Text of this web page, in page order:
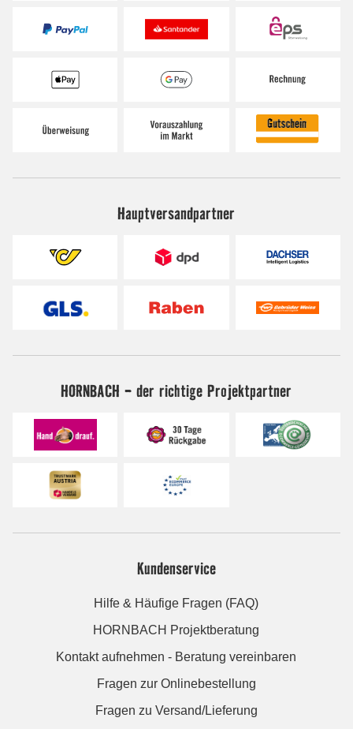
Hauptversandpartner
HORNBACH - der richtige Projektpartner
Kundenservice
Hilfe & Häufige Fragen (FAQ)
HORNBACH Projektberatung
Kontakt aufnehmen - Beratung vereinbaren
Fragen zur Onlinebestellung
Fragen zu Versand/Lieferung